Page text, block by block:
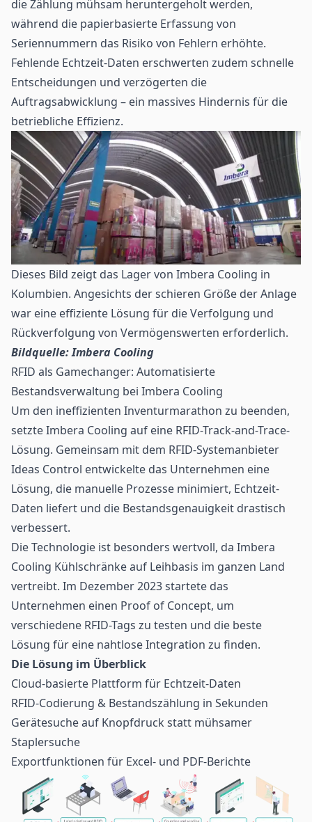
die Zählung mühsam heruntergeholt werden,
während die papierbasierte Erfassung von
Seriennummern das Risiko von Fehlern erhöhte.
Fehlende Echtzeit-Daten erschwerten zudem schnelle
Entscheidungen und verzögerten die
Auftragsabwicklung – ein massives Hindernis für die
betriebliche Effizienz.
Dieses Bild zeigt das Lager von Imbera Cooling in
Kolumbien. Angesichts der schieren Größe der Anlage
war eine effiziente Lösung für die Verfolgung und
Rückverfolgung von Vermögenswerten erforderlich.
Bildquelle: Imbera Cooling
RFID als Gamechanger: Automatisierte
Bestandsverwaltung bei Imbera Cooling
Um den ineffizienten Inventurmarathon zu beenden,
setzte Imbera Cooling auf eine RFID-Track-and-Trace-
Lösung. Gemeinsam mit dem RFID-Systemanbieter
Ideas Control entwickelte das Unternehmen eine
Lösung, die manuelle Prozesse minimiert, Echtzeit-
Daten liefert und die Bestandsgenauigkeit drastisch
verbessert.
Die Technologie ist besonders wertvoll, da Imbera
Cooling Kühlschränke auf Leihbasis im ganzen Land
vertreibt. Im Dezember 2023 startete das
Unternehmen einen Proof of Concept, um
verschiedene RFID-Tags zu testen und die beste
Lösung für eine nahtlose Integration zu finden.
Die Lösung im Überblick
Cloud-basierte Plattform für Echtzeit-Daten
RFID-Codierung & Bestandszählung in Sekunden
Gerätesuche auf Knopfdruck statt mühsamer
Staplersuche
Exportfunktionen für Excel- und PDF-Berichte